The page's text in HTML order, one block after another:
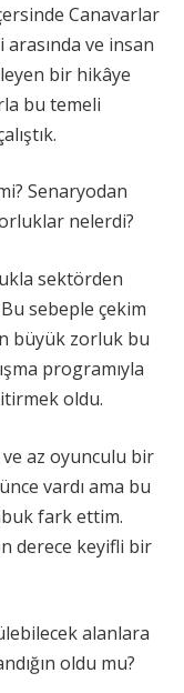
Canavarlar
arasında ve insan
bir hikâye
bu temeli
Senaryodan
nelerdi?
sektörden
Bu sebeple çekim
büyük zorluk bu
programıyla
oldu.
az oyunculu bir
vardı ama bu
fark ettim.
derece keyifli bir
alanlara
oldu mu?